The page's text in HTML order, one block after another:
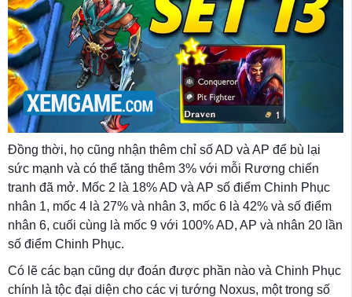
Đồng thời, họ cũng nhận thêm chỉ số AD và AP để bù lại
sức mạnh và có thể tăng thêm 3% với mỗi Rương chiến
tranh đã mở. Mốc 2 là 18% AD và AP số điểm Chinh Phục
nhân 1, mốc 4 là 27% và nhân 3, mốc 6 là 42% và số điểm
nhân 6, cuối cùng là mốc 9 với 100% AD, AP và nhân 20 lần
số điểm Chinh Phục.
Có lẽ các bạn cũng dự đoán được phần nào và Chinh Phục
chính là tộc đại diện cho các vị tướng Noxus, một trong số